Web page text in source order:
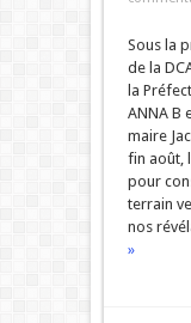
Sous la
de la
la
ANNA B
maire
fin août,
pour
terrain
nos
»